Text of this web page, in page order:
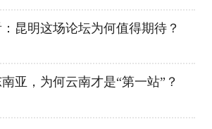
昆明这场论坛为何值得期待？
亚，为何云南才是“第一站”？